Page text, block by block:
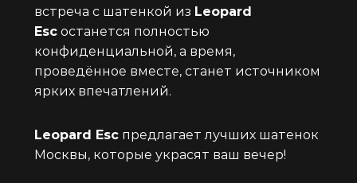
встреча с шатенкой из Leopard
Escостанется полностью
конфиденциальной, а время,
проведённое вместе, станет источником
ярких впечатлений.
Leopard Escпредлагает лучших шатенок
Москвы, которые украсят ваш вечер!